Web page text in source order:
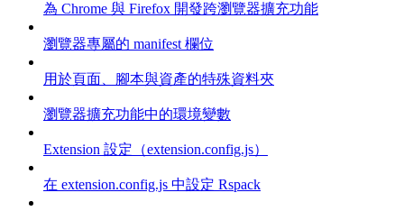
為 Chrome 與 Firefox 開發跨瀏覽器擴充功能
瀏覽器專屬的 manifest 欄位
用於頁面、腳本與資產的特殊資料夾
瀏覽器擴充功能中的環境變數
Extension 設定（extension.config.js）
在 extension.config.js 中設定 Rspack